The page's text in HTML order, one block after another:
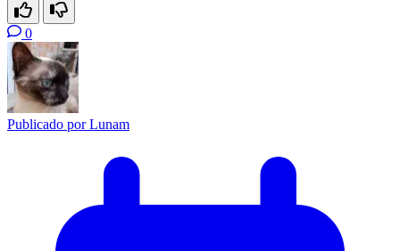
0
Publicado porLunam